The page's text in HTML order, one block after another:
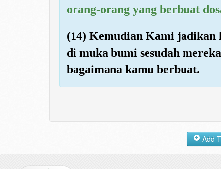
orang-orang yang berbuat
(14) Kemudian Kami jadikan
di muka bumi sesudah
bagaimana kamu berbuat.